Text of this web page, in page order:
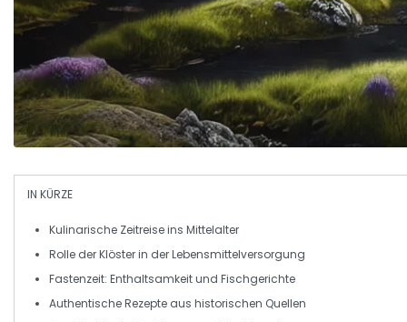
IN KÜRZE
Kulinarische Zeitreiseins Mittelalter
Rolle der Klöster in der Lebensmittelversorgung
Fastenzeit: Enthaltsamkeit und Fischgerichte
Authentische Rezepte aus historischen Quellen